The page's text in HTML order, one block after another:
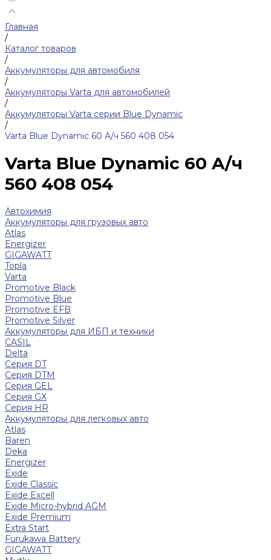
Главная
/
Каталог товаров
/
Аккумуляторы для автомобиля
/
Аккумуляторы Varta для автомобилей
/
Аккумуляторы Varta серии Blue Dynamic
/
Varta Blue Dynamic 60 A/ч 560 408 054
Varta Blue Dynamic 60 A/ч
560 408 054
Автохимия
Аккумуляторы для грузовых авто
Atlas
Energizer
GIGAWATT
Topla
Varta
Promotive Black
Promotive Blue
Promotive EFB
Promotive Silver
Аккумуляторы для ИБП и техники
CASIL
Delta
Серия DT
Серия DTM
Серия GEL
Серия GХ
Серия HR
Аккумуляторы для легковых авто
Atlas
Baren
Deka
Energizer
Exide
Exide Classic
Exide Excell
Exide Micro-hybrid AGM
Exide Premium
Extra Start
Furukawa Battery
GIGAWATT